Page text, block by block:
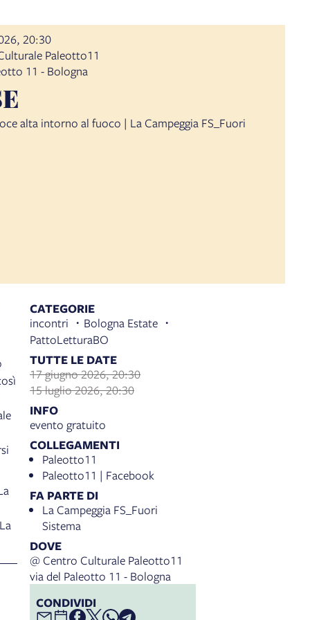
20:30
Paleotto11
11 - Bologna
alta intorno al fuoco | La Campeggia FS_Fuori
CATEGORIE
incontri
Bologna Estate
PattoLetturaBO
TUTTE LE DATE
17 giugno 2026, 20:30
15 luglio 2026, 20:30
INFO
evento gratuito
COLLEGAMENTI
Paleotto11
Paleotto11 | Facebook
FA PARTE DI
La Campeggia FS_Fuori
Sistema
DOVE
@ Centro Culturale Paleotto11
via del Paleotto 11 - Bologna
CONDIVIDI